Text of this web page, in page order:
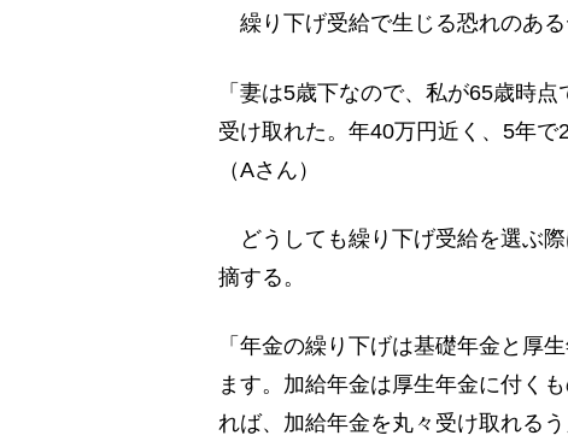
繰り下げ受給で生じる恐れのある
「妻は5歳下なので、私が65歳時
受け取れた。年40万円近く、5年で
（Aさん）
どうしても繰り下げ受給を選ぶ
摘する。
「年金の繰り下げは基礎年金と厚
ます。加給年金は厚生年金に付く
れば、加給年金を丸々受け取れる